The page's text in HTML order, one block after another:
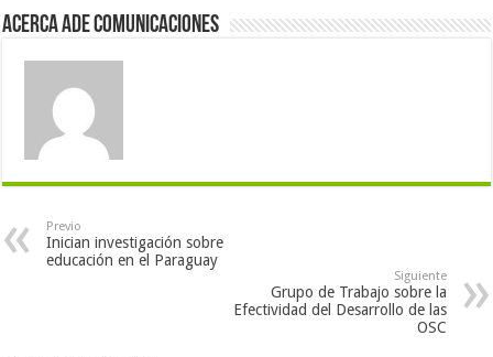
Acerca Ade Comunicaciones
Previo
Inician investigación sobre
educación en el Paraguay
Siguiente
Grupo de Trabajo sobre la
Efectividad del Desarrollo de las
OSC